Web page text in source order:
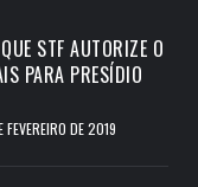
STF AUTORIZE O
PARA PRESÍDIO
FEVEREIRO DE 2019